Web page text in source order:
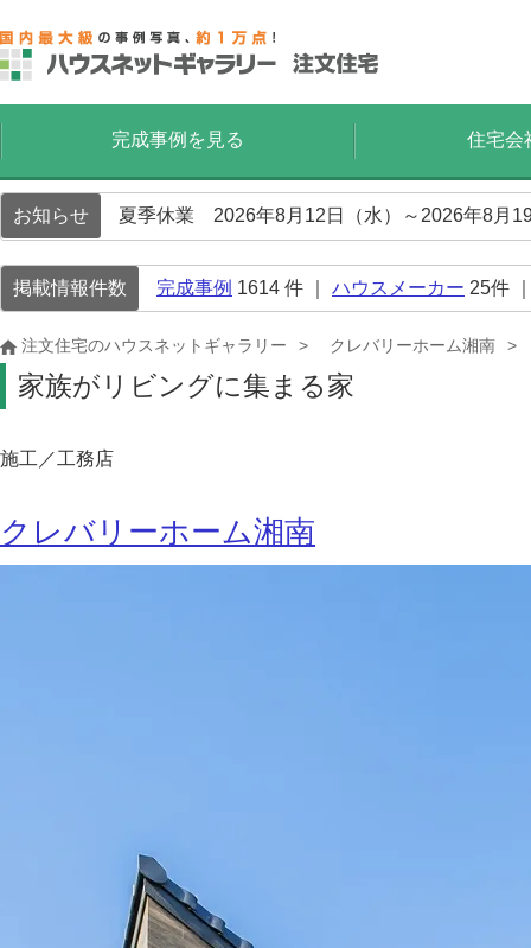
完成事例を見る 住宅会
お知らせ 夏季休業 2026年8月12日（水）～2026年8月
掲載情報件数 完成事例 1614 件 ｜ ハウスメーカー 25件
注文住宅のハウスネットギャラリー クレバリーホーム湘南
家族がリビングに集まる家
施工／工務店
クレバリーホーム湘南